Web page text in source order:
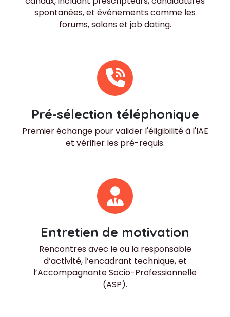
spontanées, et événements comme les
forums, salons et job dating.
Pré-sélection téléphonique
Premier échange pour valider l'éligibilité à l'IAE
et vérifier les pré-requis.
Entretien de motivation
Rencontres avec le ou la responsable
d’activité, l’encadrant technique, et
l’Accompagnante Socio-Professionnelle
(ASP).